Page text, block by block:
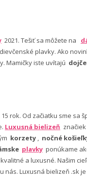
2021. Tešiť sa môžete na
plavky. Ako
Mamičky iste uvítajú
rok. Od začiatku sme sa
Luxusná bielizeň
korzety , nočné
plavky ponúkame
a luxusné. Našim
nás. Luxusná bielizeň .sk